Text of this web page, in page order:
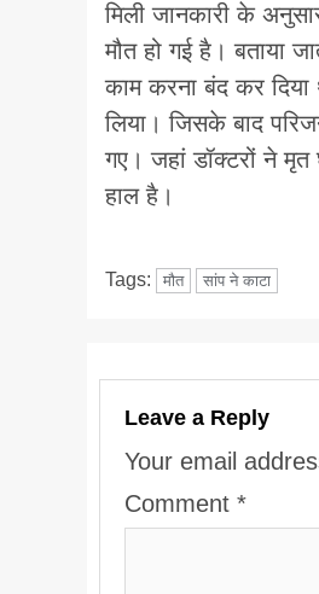
मिली जानकारी के
मौत हो गई है। बताया
काम करना बंद कर
लिया। जिसके बाद
गए। जहां डॉक्टरों ने मृत
हाल है।
Tags: मौत सांप ने काटा
Leave a Reply
Your email
Comment *